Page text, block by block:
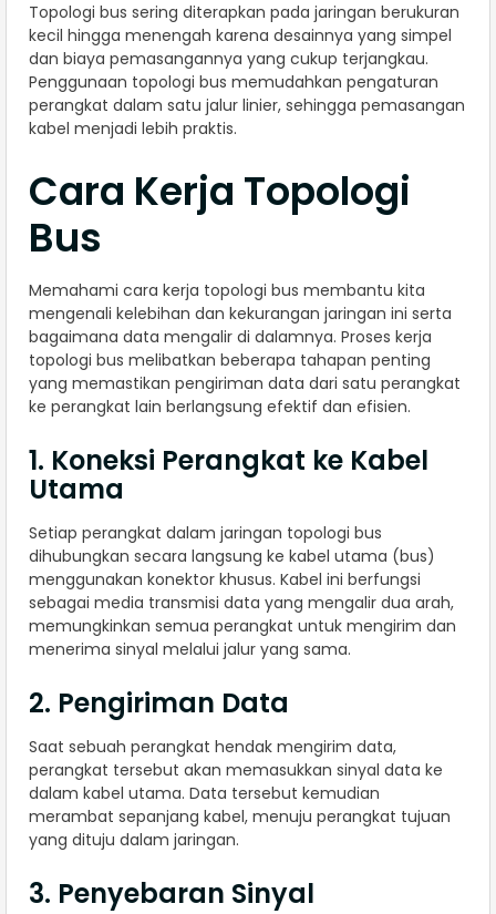
Topologi bus sering diterapkan pada jaringan berukuran
kecil hingga menengah karena desainnya yang simpel
dan biaya pemasangannya yang cukup terjangkau.
Penggunaan topologi bus memudahkan pengaturan
perangkat dalam satu jalur linier, sehingga pemasangan
kabel menjadi lebih praktis.
Cara Kerja Topologi
Bus
Memahami cara kerja topologi bus membantu kita
mengenali kelebihan dan kekurangan jaringan ini serta
bagaimana data mengalir di dalamnya. Proses kerja
topologi bus melibatkan beberapa tahapan penting
yang memastikan pengiriman data dari satu perangkat
ke perangkat lain berlangsung efektif dan efisien.
1. Koneksi Perangkat ke Kabel
Utama
Setiap perangkat dalam jaringan topologi bus
dihubungkan secara langsung ke kabel utama (bus)
menggunakan konektor khusus. Kabel ini berfungsi
sebagai media transmisi data yang mengalir dua arah,
memungkinkan semua perangkat untuk mengirim dan
menerima sinyal melalui jalur yang sama.
2. Pengiriman Data
Saat sebuah perangkat hendak mengirim data,
perangkat tersebut akan memasukkan sinyal data ke
dalam kabel utama. Data tersebut kemudian
merambat sepanjang kabel, menuju perangkat tujuan
yang dituju dalam jaringan.
3. Penyebaran Sinyal